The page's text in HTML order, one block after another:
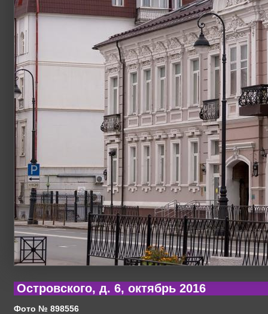
Островского, д. 6, октябрь 2016
Фото № 898556